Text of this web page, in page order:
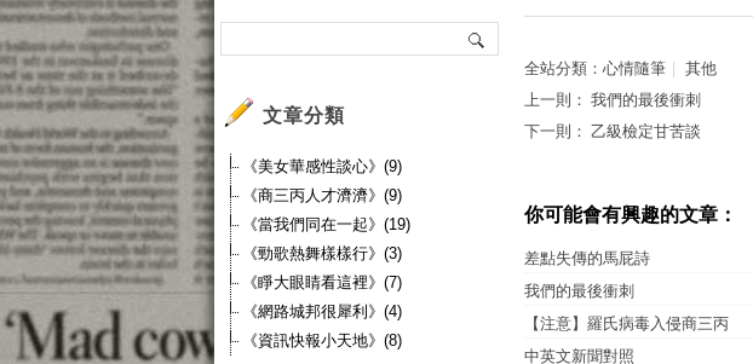
全站分類： 心情隨筆 其他
上一則： 我們的最後衝刺
下一則： 乙級檢定甘苦談
你可能會有興趣的文章：
差點失傳的馬屁詩
我們的最後衝刺
【注意】羅氏病毒入侵商三丙
中英文新聞對照
文章分類
《美女華感性談心》(9)
《商三丙人才濟濟》(9)
《當我們同在一起》(19)
《勁歌熱舞樣樣行》(3)
《睜大眼睛看這裡》(7)
《網路城邦很犀利》(4)
《資訊快報小天地》(8)